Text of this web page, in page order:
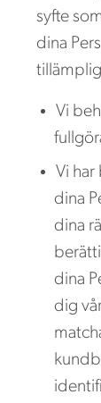
syfte
dina
Vi
Vi
dina
dina
dina
dig